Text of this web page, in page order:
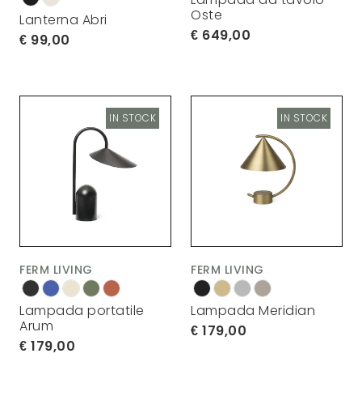
Lanterna Abri
99,00
Oste
649,00
FERM LIVING
Lampada portatile
Arum
179,00
IN STOCK
FERM LIVING
Lampada Meridian
179,00
IN STOCK